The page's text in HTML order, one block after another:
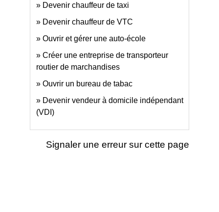
Devenir chauffeur de taxi
Devenir chauffeur de VTC
Ouvrir et gérer une auto-école
Créer une entreprise de transporteur
routier de marchandises
Ouvrir un bureau de tabac
Devenir vendeur à domicile indépendant
(VDI)
Signaler une erreur sur cette page